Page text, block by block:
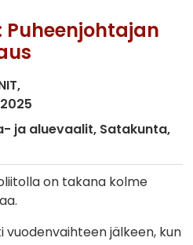
Puheenjohtajan
ja aluevaalit Satakunta
on takana kolme
jälkeen, kun